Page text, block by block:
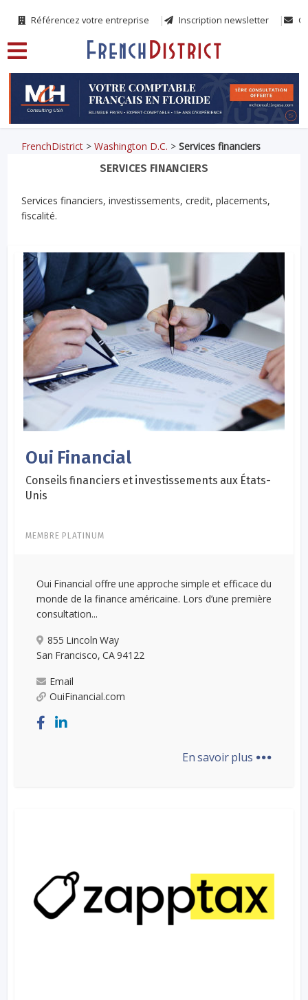
Référencez votre entreprise Inscription newsletter
FrenchDistrict >Washington D.C. >Services financiers
SERVICES FINANCIERS
Services financiers, investissements, credit, placements,
fiscalité.
Oui Financial
Conseils financiers et investissements aux États-
Unis
MEMBRE PLATINUM
Oui Financial offre une approche simple et efficace du
monde de la finance américaine. Lors d’une première
consultation...
855 Lincoln Way
San Francisco, CA 94122
Email
OuiFinancial.com
En savoir plus ...